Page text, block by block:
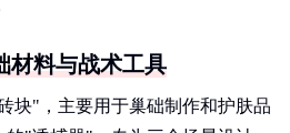
材料与战术工具
块"，主要用于巢础制作和护肤品